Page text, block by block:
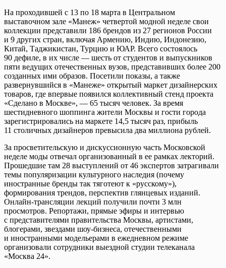
На проходившей с 13 по 18 марта в Центральном
выставочном зале «Манеж» четвертой модной неделе свои
коллекции представили 186 брендов из 27 регионов России
и 9 других стран, включая Армению, Индию, Индонезию,
Китай, Таджикистан, Турцию и ЮАР. Всего состоялось
90 дефиле, в их числе — шесть от студентов и выпускников
пяти ведущих отечественных вузов, представивших более 200
созданных ими образов. Посетили показы, а также
развернувшийся в «Манеже» открытый маркет дизайнерских
товаров, где впервые появился коллективный стенд проекта
«Сделано в Москве», — 65 тысяч человек. За время
шестидневного шоппинга жители Москвы и гости города
зарегистрировались на маркете 14,5 тысяч раз, прибыль
11 столичных дизайнеров превысила два миллиона рублей.
За просветительскую и дискуссионную часть Московской
неделе моды отвечал организованный в ее рамках лекторий.
Прошедшие там 28 выступлений от 46 экспертов затрагивали
темы популяризации культурного наследия (почему
иностранные бренды так тяготеют к «русскому»),
формирования трендов, перспектив глянцевых изданий.
Онлайн-трансляции лекций получили почти 3 млн
просмотров. Репортажи, прямые эфиры и интервью
с представителями правительства Москвы, артистами,
блогерами, звездами шоу-бизнеса, отечественными
и иностранными модельерами в ежедневном режиме
организовали сотрудники выездной студии телеканала
«Москва 24».